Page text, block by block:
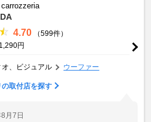
4.70
（599件）
円
、ビジュアル ウーファー
取付店を探す
月7日